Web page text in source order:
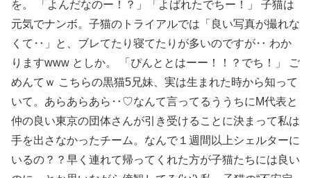
を。 「よんだなのー！？」「よばれたでちー！」 子猫は
元気でナンボ。子猫のトライアルでは「良い写真が撮れな
くて‥」と、ブレてたり寝てたりが多いのですが‥ わか
りますwww としか。 「ぴんととはーー！！？でち！」 ご
めんてｗ こちらの黒猫5兄妹、実は生まれた時から知って
いて。あらあらあら‥♡なんて言ってるううちにM代表と
仲の良い東京の団体さんが引き受けることに決まって私は
手を出さなかったチーム。なんで１週間以上シェルターに
いるの？？早く連れて帰ってくれた方が子猫たちには良い